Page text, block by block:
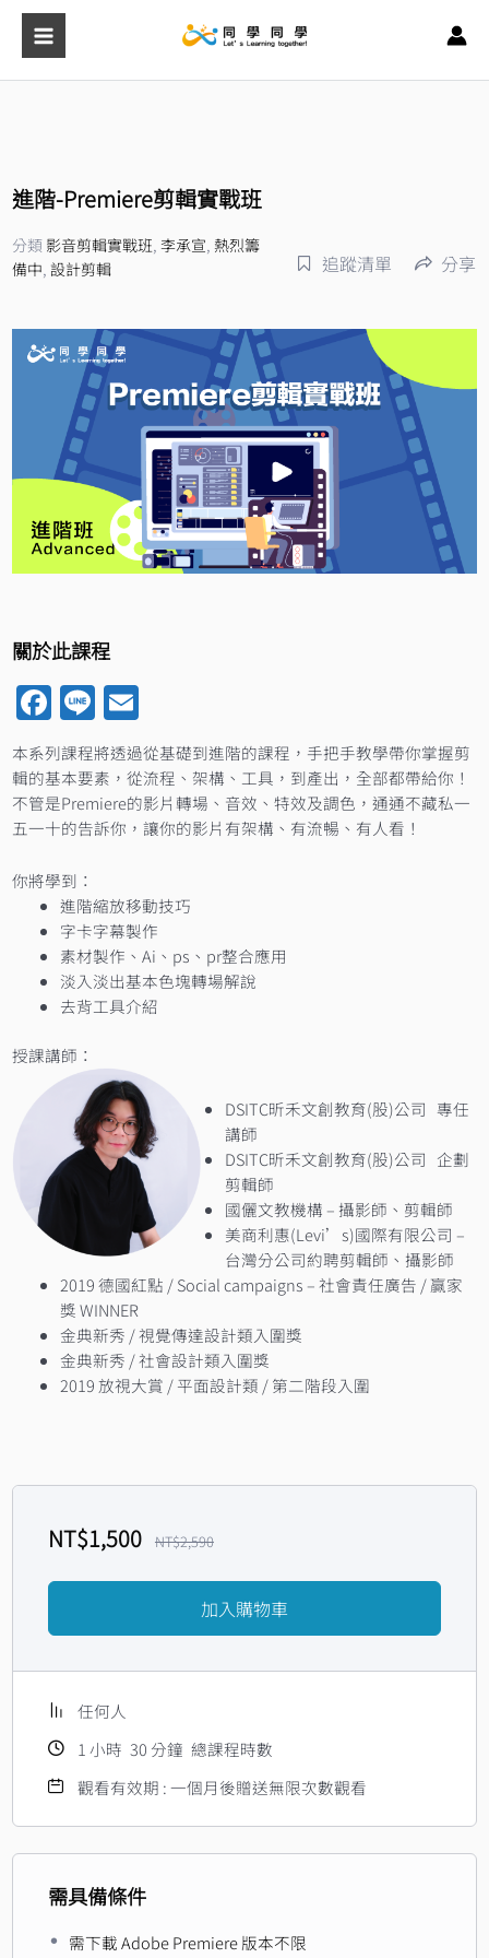
進階-Premiere剪輯實戰班
分類 影音剪輯實戰班, 李承宣, 熱烈籌
備中, 設計剪輯 追蹤清單 分享
關於此課程
Facebook
LineEmail
本系列課程將透過從基礎到進階的課程，手把手教學帶你掌握剪
輯的基本要素，從流程、架構、工具，到產出，全部都帶給你！
不管是Premiere的影片轉場、音效、特效及調色，通通不藏私一
五一十的告訴你，讓你的影片有架構、有流暢、有人看！
你將學到：
進階縮放移動技巧
字卡字幕製作
素材製作、Ai、ps、pr整合應用
淡入淡出基本色塊轉場解說
去背工具介紹
授課講師：
DSITC昕禾文創教育(股)公司 專任
講師
DSITC昕禾文創教育(股)公司 企劃
剪輯師
國儷文教機構 – 攝影師、剪輯師
美商利惠(Levi’s)國際有限公司 –
台灣分公司約聘剪輯師、攝影師
2019 德國紅點 / Social campaigns – 社會責任廣告 / 贏家
獎 WINNER
金典新秀 / 視覺傳達設計類入圍獎
金典新秀 / 社會設計類入圍獎
2019 放視大賞 / 平面設計類 / 第二階段入圍
NT$1,500 NT$2,590
加入購物車
任何人
1 小時 30 分鐘 總課程時數
觀看有效期 : 一個月後贈送無限次數觀看
需具備條件
需下載 Adobe Premiere 版本不限